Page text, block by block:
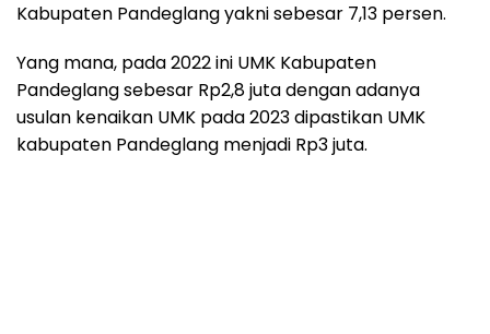
Kabupaten Pandeglang yakni sebesar 7,13 persen.
Yang mana, pada 2022 ini UMK Kabupaten
Pandeglang sebesar Rp2,8 juta dengan adanya
usulan kenaikan UMK pada 2023 dipastikan UMK
kabupaten Pandeglang menjadi Rp3 juta.